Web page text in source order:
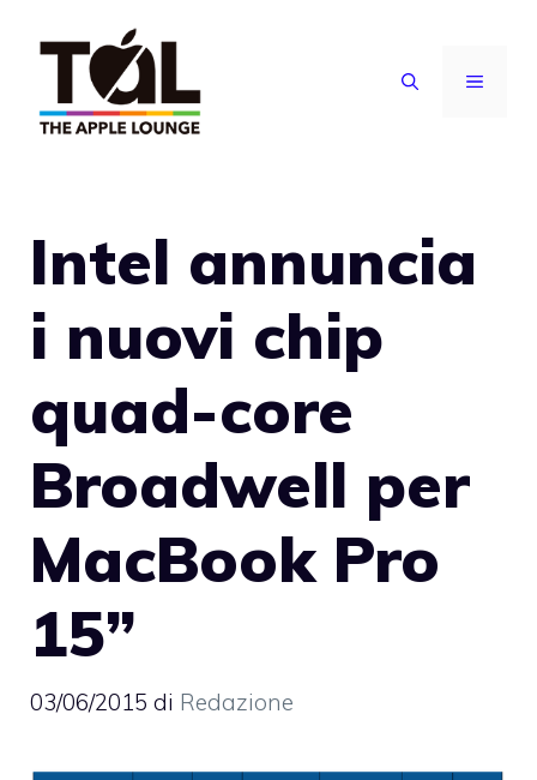
contenuto
MENU
Intel annuncia
i nuovi chip
quad-core
Broadwell per
MacBook Pro
15”
03/06/2015 di Redazione